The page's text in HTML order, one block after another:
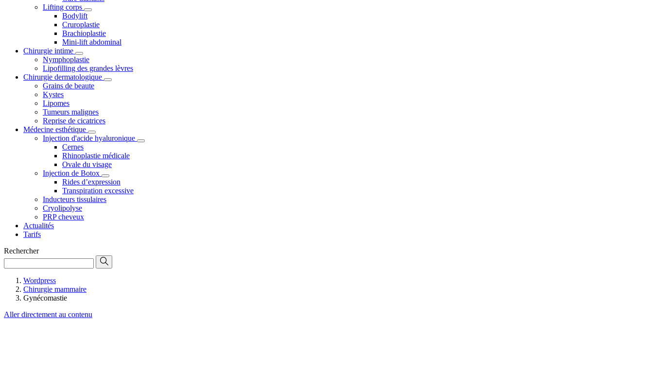
Lifting corps
Bodylift
Cruroplastie
Brachioplastie
Mini-lift abdominal
Chirurgie intime
Nymphoplastie
Lipofilling des grandes lèvres
Chirurgie dermatologique
Grains de beaute
Kystes
Lipomes
Tumeurs malignes
Reprise de cicatrices
Médecine esthétique
Injection d'acide hyaluronique
Cernes
Rhinoplastie médicale
Ovale du visage
Injection de Botox
Rides d’expression
Transpiration excessive
Inducteurs tissulaires
Cryolipolyse
PRP cheveux
Actualités
Tarifs
Rechercher
Wordpress
Chirurgie mammaire
Gynécomastie
Aller directement au contenu